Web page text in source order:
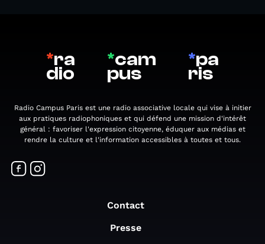
*ra
dio
*cam
pus
*pa
ris
Radio Campus Paris est une radio associative locale qui vise à initier
aux pratiques radiophoniques et qui défend une mission d'intérêt
général : favoriser l'expression citoyenne, éduquer aux médias et
rendre la culture et l'information accessibles à toutes et tous.
Contact
Presse